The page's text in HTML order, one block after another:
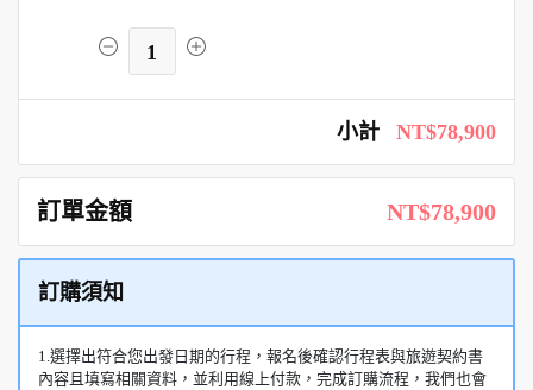
1
小計 NT$78,900
訂單金額 NT$78,900
訂購須知
1.選擇出符合您出發日期的行程，報名後確認行程表與旅遊契約書
內容且填寫相關資料，並利用線上付款，完成訂購流程，我們也會